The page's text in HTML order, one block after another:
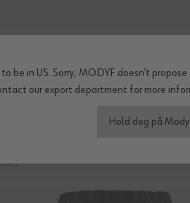
to be in US. Sorry, MODYF doesn’t
our export department for more
Hold deg på